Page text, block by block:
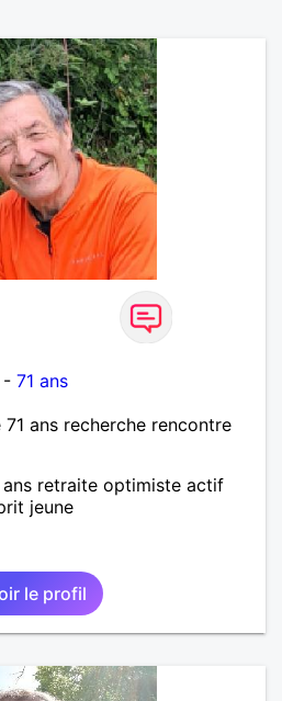
- 71 ans
ans recherche rencontre
retraite optimiste actif
jeune
le profil